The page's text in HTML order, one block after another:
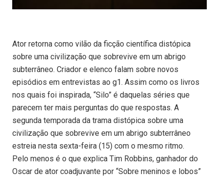
Ator retorna como vilão da ficção científica distópica
sobre uma civilização que sobrevive em um abrigo
subterrâneo. Criador e elenco falam sobre novos
episódios em entrevistas ao g1. Assim como os livros
nos quais foi inspirada, “Silo” é daquelas séries que
parecem ter mais perguntas do que respostas. A
segunda temporada da trama distópica sobre uma
civilização que sobrevive em um abrigo subterrâneo
estreia nesta sexta-feira (15) com o mesmo ritmo.
Pelo menos é o que explica Tim Robbins, ganhador do
Oscar de ator coadjuvante por “Sobre meninos e lobos”